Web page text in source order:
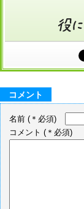
コメント
名前 (＊必須)
コメント (＊必須)